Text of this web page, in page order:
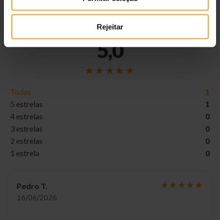
Rejeitar
Avaliações DEIXAR AVALIAÇÃO
5,0
Todas
1
5 estrelas
1
4 estrelas
0
3 estrelas
0
2 estrelas
0
1 estrela
0
Pedro T.
16/06/2026